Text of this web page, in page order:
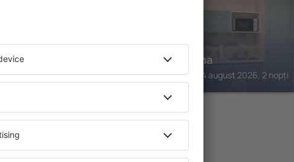
- Natural
2026, 2 nopți
Ako doma
Lucenec, 14 august 2026, 2 nopți
oferte in Novohrad